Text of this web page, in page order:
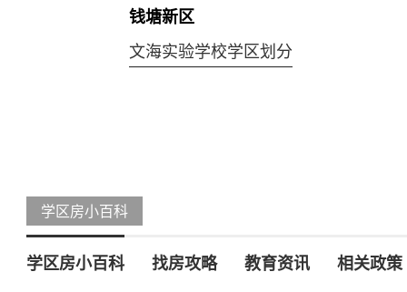
钱塘新区
文海实验学校学区划分
学区房小百科
学区房小百科 找房攻略 教育资讯 相关政策